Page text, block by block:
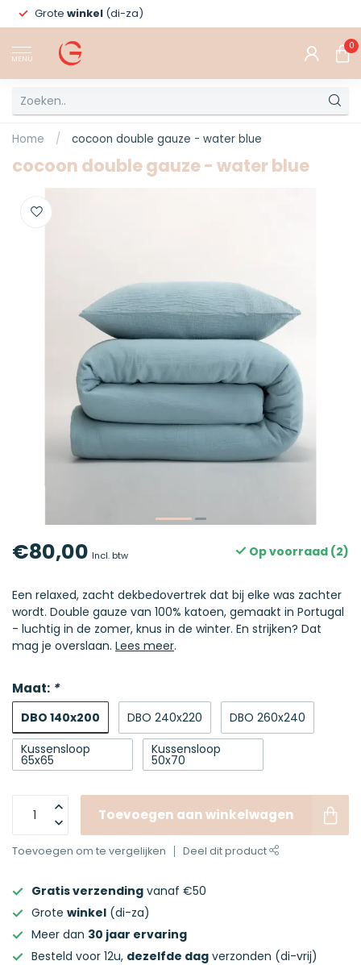
Grote winkel (di-za)
MENU
0
Home / cocoon double gauze - water blue
cocoon double gauze - water blue
€80,00 Incl. btw Op voorraad (2)
Een relaxed, zacht dekbedovertrek dat bij elke was zachter
wordt. Double gauze van 100% katoen, gemaakt in Portugal
- luchtig in de zomer, knus in de winter. En strijken? Dat
mag je overslaan. Lees meer.
Maat: *
DBO 140x200 DBO 240x220
DBO 260x240
Kussensloop
65x65
Kussensloop
50x70
Toevoegen aan winkelwagen
Toevoegen om te vergelijken Deel dit product
Gratis verzending vanaf €50
Grote winkel (di-za)
Meer dan 30 jaar ervaring
Besteld voor 12u, dezelfde dag verzonden (di-vrij)